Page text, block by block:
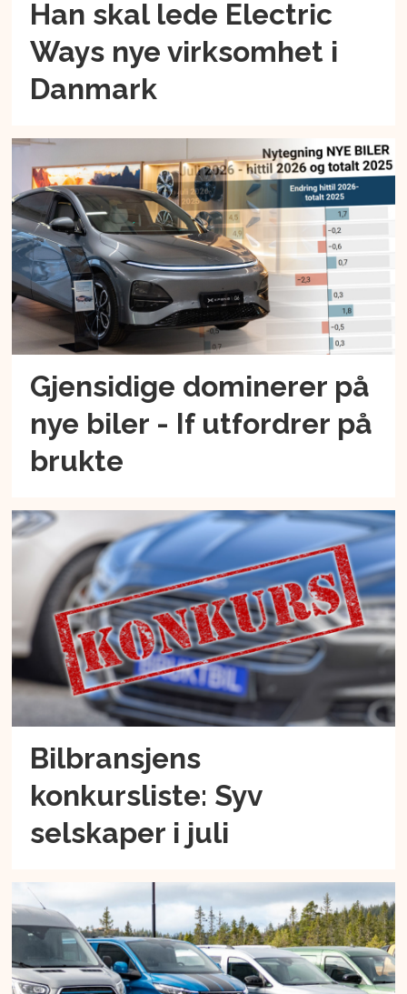
Han skal lede Electric
Ways nye virksomhet i
Danmark
Gjensidige dominerer på
nye biler - If utfordrer på
brukte
Bilbransjens
konkursliste: Syv
selskaper i juli